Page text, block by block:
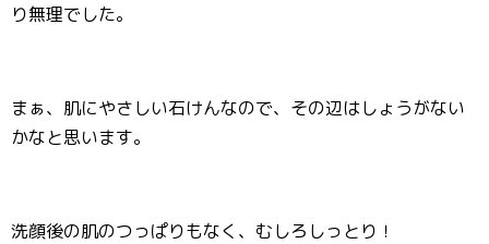
り無理でした。
まぁ、肌にやさしい石けんなので、その辺はしょうがない
かなと思います。
洗顔後の肌のつっぱりもなく、むしろしっとり！